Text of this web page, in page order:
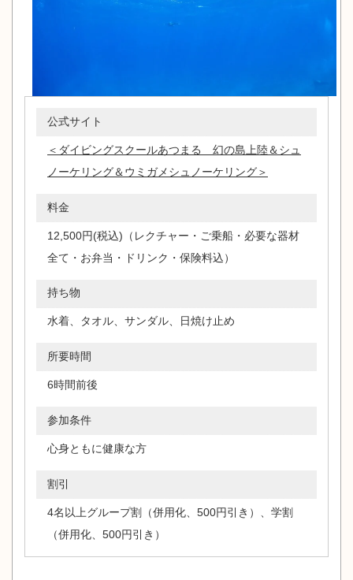
公式サイト
＜ダイビングスクールあつまる 幻の島上陸＆シュ
ノーケリング＆ウミガメシュノーケリング＞
料金
12,500円(税込)（レクチャー・ご乗船・必要な器材
全て・お弁当・ドリンク・保険料込）
持ち物
水着、タオル、サンダル、日焼け止め
所要時間
6時間前後
参加条件
心身ともに健康な方
割引
4名以上グループ割（併用化、500円引き）、学割
（併用化、500円引き）